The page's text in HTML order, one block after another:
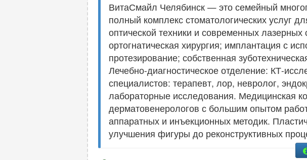
ВитаСмайл Челябинск — это семейный
полный комплекс стоматологических услуг
оптической техники и современных
ортогнатическая хирургия; имплантация с
протезирование; собственная
Лечебно-диагностическое отделение: КТ-
специалистов: терапевт, лор, невролог,
лабораторные исследования. Медицинская
дерматовенерологов с большим опытом
аппаратных и инъекционных методик.
улучшения фигуры до реконструктивных